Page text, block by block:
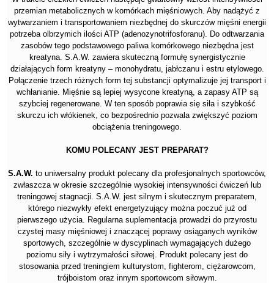
przemian metabolicznych w komórkach mięśniowych. Aby nadążyć z
wytwarzaniem i transportowaniem niezbędnej do skurczów mięśni energii
potrzeba olbrzymich ilości ATP (adenozynotrifosforanu). Do odtwarzania
zasobów tego podstawowego paliwa komórkowego niezbędna jest
kreatyna. S.A.W. zawiera skuteczną formułę synergistycznie
działających form kreatyny – monohydratu, jabłczanu i estru etylowego.
Połączenie trzech różnych form tej substancji optymalizuje jej transport i
wchłanianie. Mięśnie są lepiej wysycone kreatyną, a zapasy ATP są
szybciej regenerowane. W ten sposób poprawia się siła i szybkość
skurczu ich włókienek, co bezpośrednio pozwala zwiększyć poziom
obciążenia treningowego.
KOMU POLECANY JEST PREPARAT?
S.A.W. to uniwersalny produkt polecany dla profesjonalnych sportowców,
zwłaszcza w okresie szczególnie wysokiej intensywności ćwiczeń lub
treningowej stagnacji. S.A.W. jest silnym i skutecznym preparatem,
którego niezwykły efekt energetyzujący można poczuć już od
pierwszego użycia. Regularna suplementacja prowadzi do przyrostu
czystej masy mięśniowej i znaczącej poprawy osiąganych wyników
sportowych, szczególnie w dyscyplinach wymagających dużego
poziomu siły i wytrzymałości siłowej. Produkt polecany jest do
stosowania przed treningiem kulturystom, fighterom, ciężarowcom,
trójboistom oraz innym sportowcom siłowym.